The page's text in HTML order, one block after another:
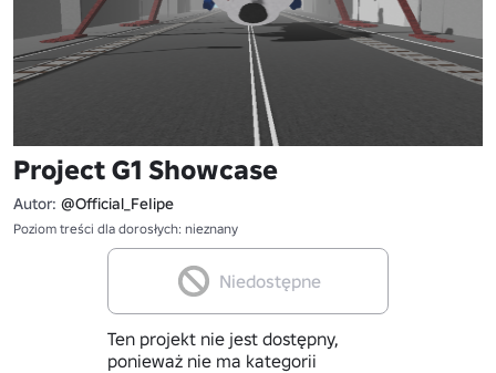
Project G1 Showcase
Autor: @Official_FeIipe
Poziom treści dla dorosłych: nieznany
Niedostępne
Ten projekt nie jest dostępny,
ponieważ nie ma kategorii